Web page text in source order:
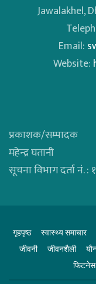
Jawalakhel,
Email:
Website:
प्रकाशक/सम्पादक
महेन्द्र घतानी
सूचना विभाग दर्ता नं.
गृहपृष्ठ स्वास्थ्य समाचार
जीवनी
जीवनशैली
फिटनेस